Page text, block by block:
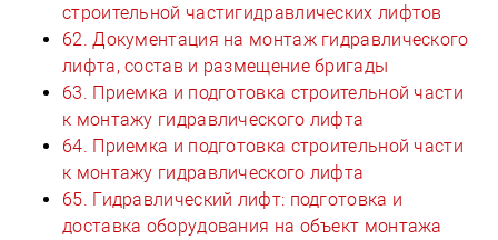
строительной частигидравлических лифтов
62. Документация на монтаж гидравлического
лифта, состав и размещение бригады
63. Приемка и подготовка строительной части
к монтажу гидравлического лифта
64. Приемка и подготовка строительной части
к монтажу гидравлического лифта
65. Гидравлический лифт: подготовка и
доставка оборудования на объект монтажа